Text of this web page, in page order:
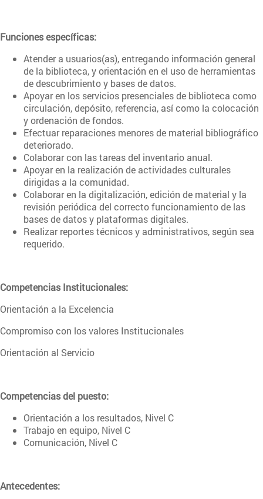
Funciones específicas:
Atender a usuarios(as), entregando información general
de la biblioteca, y orientación en el uso de herramientas
de descubrimiento y bases de datos.
Apoyar en los servicios presenciales de biblioteca como
circulación, depósito, referencia, así como la colocación
y ordenación de fondos.
Efectuar reparaciones menores de material bibliográfico
deteriorado.
Colaborar con las tareas del inventario anual.
Apoyar en la realización de actividades culturales
dirigidas a la comunidad.
Colaborar en la digitalización, edición de material y la
revisión periódica del correcto funcionamiento de las
bases de datos y plataformas digitales.
Realizar reportes técnicos y administrativos, según sea
requerido.
Competencias Institucionales:
Orientación a la Excelencia
Compromiso con los valores Institucionales
Orientación al Servicio
Competencias del puesto:
Orientación a los resultados, Nivel C
Trabajo en equipo, Nivel C
Comunicación, Nivel C
Antecedentes: